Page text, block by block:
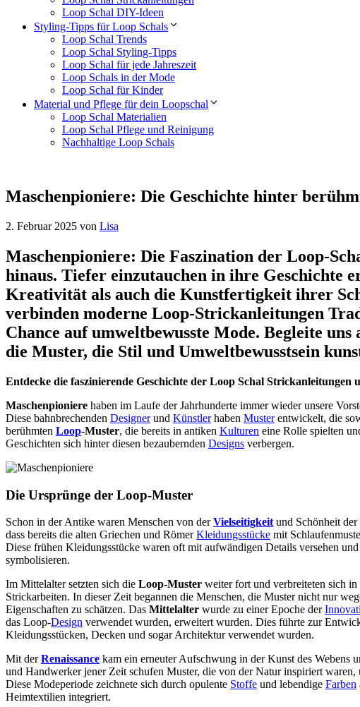
Loop Schal DIY-Ideen
Styling-Tipps für Loop Schals
Loop Schal Trends
Loop Schal Styling-Tipps
Loop Schal für jede Jahreszeit
Loop Schals in der Mode
Loop Schal für Kinder
Material und Pflege für dein Loopschal
Loop Schal Materialien
Loop Schal Pflege und Reinigung
Nachhaltige Loop Schals
Maschenpioniere: Die Geschichte hinter
2. Februar 2025 von Lisa
Maschenpioniere: Die Faszination der Loop-
hinaus. Tiefer einzutauchen in ihre Geschichte
Kreativität als auch die Kunstfertigkeit ihrer
verbinden moderne Loop-Strickanleitungen
Chance auf umweltbewusste Mode. Begleite
die Muster, die Stil und Umweltbewusstsein
Entdecke die faszinierende Geschichte der Loop Schal Strickanleitungen
Maschenpioniere haben im Laufe der Jahrhunderte immer wieder unsere
Diese bahnbrechenden Designerund Künstlerhaben Musterentwickelt, die
berühmten Loop-Muster, die bereits in antiken Kulturen eine Rolle spielten
Geschichten sich hinter diesen bezaubernden Designs verbergen.
Die Ursprünge der Loop-Muster
Schon in der Antike waren Menschen von derVielseitigkeit und Schönheit der
dass bereits die alten Griechen und RömerKleidungsstücke mit
Diese frühen Kleidungsstücke waren oft mit aufwändigen Details versehen
symbolisieren.
Im Mittelalter setzten sich die Loop-Muster weiter fort und verbreiteten sich
Strickarbeiten. In dieser Zeit begannen die Menschen, die Muster nicht nur
Eigenschaften zu schätzen. Das Mittelalter wurde zu einer Epoche der
das Loop-Design verwendet wurden, erweitert wurden. Dies führte zur
Kleidungsstücken, Decken und sogar Architektur verwendet wurden.
Mit derRenaissance kam ein erneuter Aufschwung in der Kunst des Webens
und Handwerker jener Zeit schufen Muster, die von der Natur inspiriert
Diese Modeperiode zeichnete sich durch opulente Stoffe und lebendige Farben
Heimtextilien integriert.